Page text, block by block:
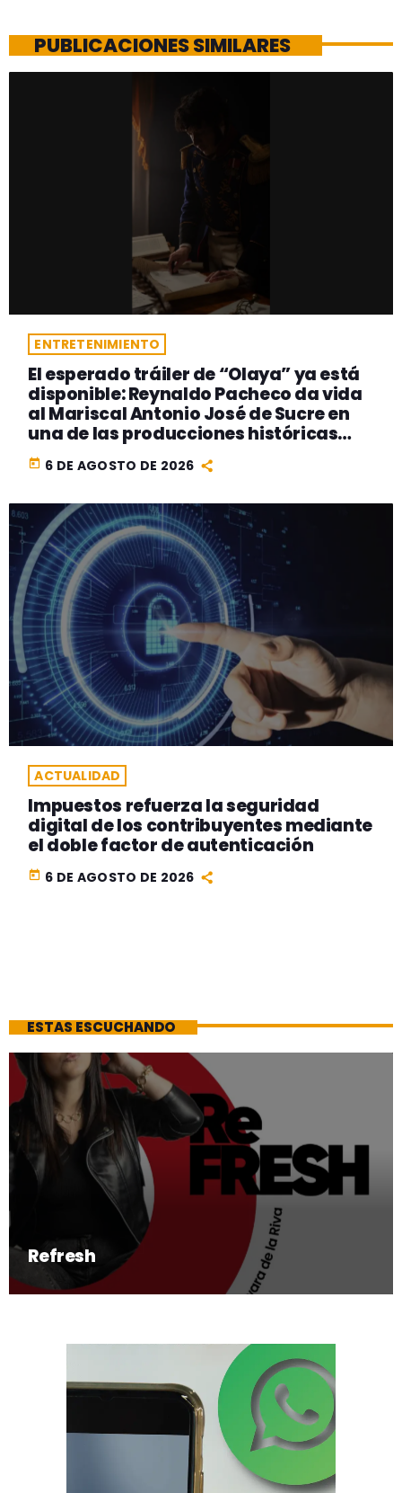
PUBLICACIONES SIMILARES
ENTRETENIMIENTO
El esperado tráiler de “Olaya” ya está
disponible: Reynaldo Pacheco da vida
al Mariscal Antonio José de Sucre en
una de las producciones históricas
más ambiciosas del cine peruano
today 6 DE AGOSTO DE 2026
ACTUALIDAD
Impuestos refuerza la seguridad
digital de los contribuyentes mediante
el doble factor de autenticación
today 6 DE AGOSTO DE 2026
ESTAS ESCUCHANDO
Refresh